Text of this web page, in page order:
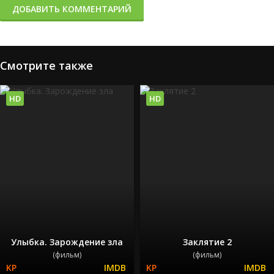
ДОБАВИТЬ КОММЕНТАРИЙ
Смотрите также
Улыбка. Зарождение зла
(фильм)
HD
Заклятие 2
(фильм)
HD